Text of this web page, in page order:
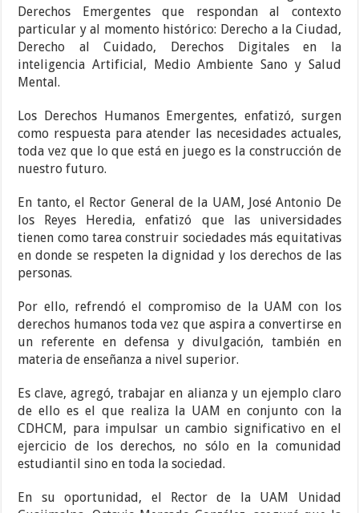
Derechos Emergentes que respondan al contexto
particular y al momento histórico: Derecho a la Ciudad,
Derecho al Cuidado, Derechos Digitales en la
inteligencia Artificial, Medio Ambiente Sano y Salud
Mental.
Los Derechos Humanos Emergentes, enfatizó, surgen
como respuesta para atender las necesidades actuales,
toda vez que lo que está en juego es la construcción de
nuestro futuro.
En tanto, el Rector General de la UAM, José Antonio De
los Reyes Heredia, enfatizó que las universidades
tienen como tarea construir sociedades más equitativas
en donde se respeten la dignidad y los derechos de las
personas.
Por ello, refrendó el compromiso de la UAM con los
derechos humanos toda vez que aspira a convertirse en
un referente en defensa y divulgación, también en
materia de enseñanza a nivel superior.
Es clave, agregó, trabajar en alianza y un ejemplo claro
de ello es el que realiza la UAM en conjunto con la
CDHCM, para impulsar un cambio significativo en el
ejercicio de los derechos, no sólo en la comunidad
estudiantil sino en toda la sociedad.
En su oportunidad, el Rector de la UAM Unidad